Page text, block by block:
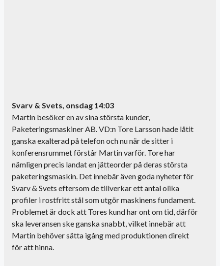
Svarv & Svets, onsdag 14:03
Martin besöker en av sina största kunder,
Paketeringsmaskiner AB. VD:n Tore Larsson hade låtit
ganska exalterad på telefon och nu när de sitter i
konferensrummet förstår Martin varför. Tore har
nämligen precis landat en jätteorder på deras största
paketeringsmaskin. Det innebär även goda nyheter för
Svarv & Svets eftersom de tillverkar ett antal olika
profiler i rostfritt stål som utgör maskinens fundament.
Problemet är dock att Tores kund har ont om tid, därför
ska leveransen ske ganska snabbt, vilket innebär att
Martin behöver sätta igång med produktionen direkt
för att hinna.